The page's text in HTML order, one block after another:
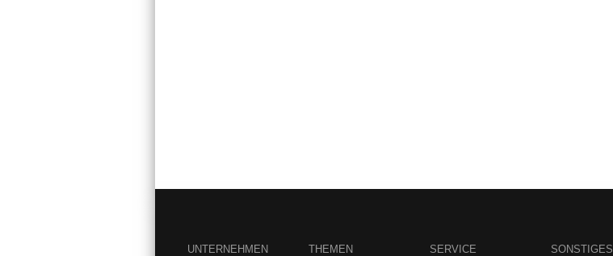
UNTERNEHMEN THEMEN SERVICE SONSTIGES